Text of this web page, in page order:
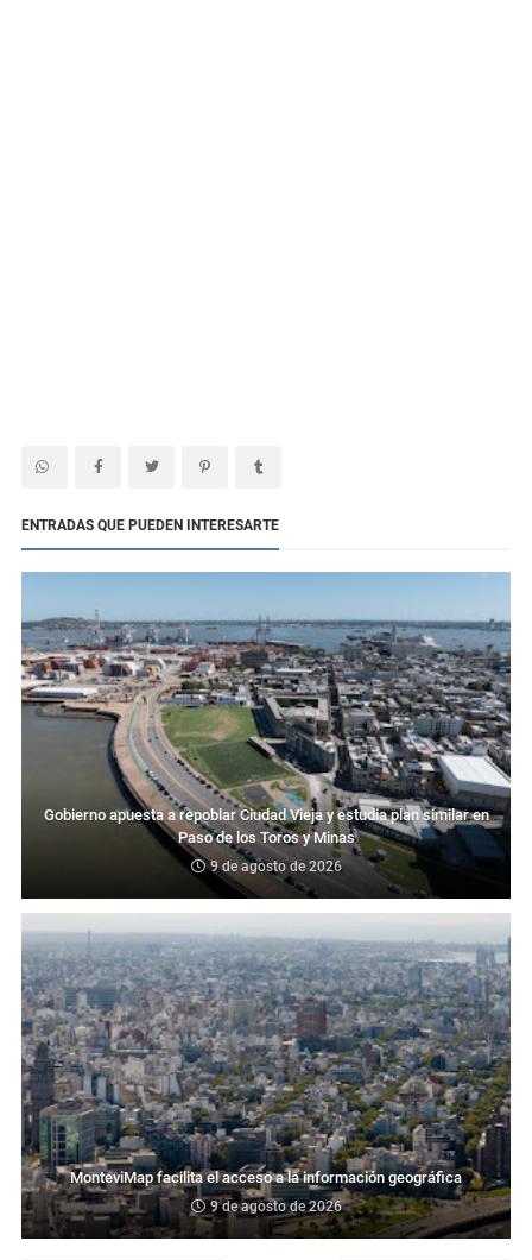
ENTRADAS QUE PUEDEN INTERESARTE
Gobierno apuesta a repoblar Ciudad Vieja y estudia plan similar en
Paso de los Toros y Minas
9 de agosto de 2026
MonteviMap facilita el acceso a la información geográfica
9 de agosto de 2026